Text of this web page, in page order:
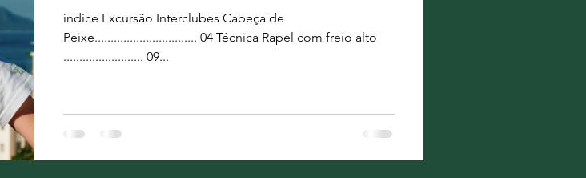
índice Excursão Interclubes Cabeça de
Peixe................................ 04 Técnica Rapel com freio alto
......................... 09...